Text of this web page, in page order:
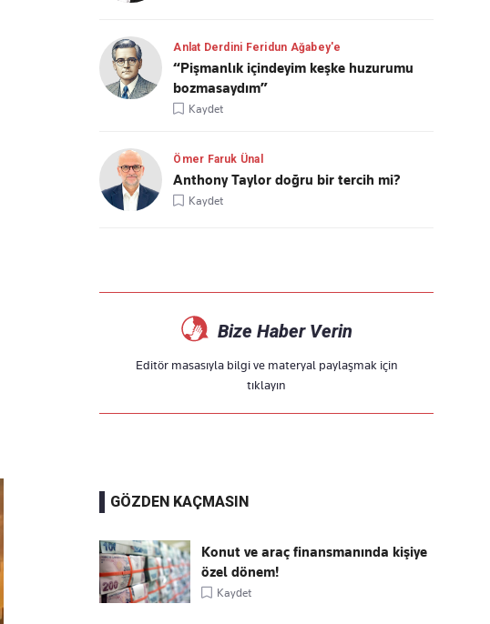
Anlat Derdini Feridun Ağabey'e
“Pişmanlık içindeyim keşke huzurumu
bozmasaydım”
Kaydet
Ömer Faruk Ünal
Anthony Taylor doğru bir tercih mi?
Kaydet
Bize Haber Verin
Editör masasıyla bilgi ve materyal paylaşmak için
tıklayın
GÖZDEN KAÇMASIN
Konut ve araç finansmanında kişiye
özel dönem!
Kaydet